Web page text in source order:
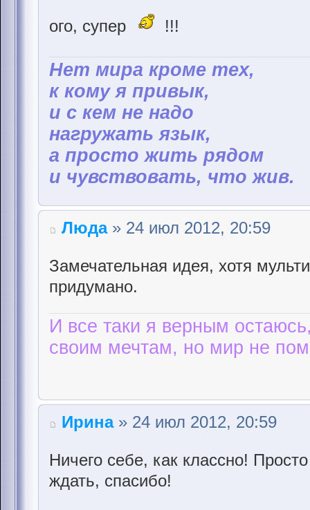
ого, супер !!!
Hет мира кроме тех,
к кому я привык,
и с кем не надо
нагружать язык,
а просто жить рядом
и чувствовать, что жив.
Люда» 24 июл 2012, 20:59
Замечательная идея, хотя
придумано.
И все таки я верным
своим мечтам, но мир не
Ирина» 24 июл 2012, 20:59
Ничего себе, как классно!
ждать, спасибо!